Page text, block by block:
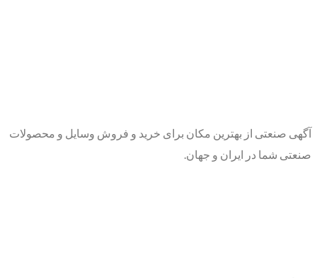
آگهی صنعتی از بهترین مکان برای خرید و فروش وسایل و محصولات
صنعتی شما در ایران و جهان.